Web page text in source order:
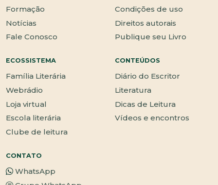
Formação
Notícias
Fale Conosco
Condições de uso
Direitos autorais
Publique seu Livro
ECOSSISTEMA
Família Literária
Webrádio
Loja virtual
Escola literária
Clube de leitura
CONTEÚDOS
Diário do Escritor
Literatura
Dicas de Leitura
Vídeos e encontros
CONTATO
WhatsApp